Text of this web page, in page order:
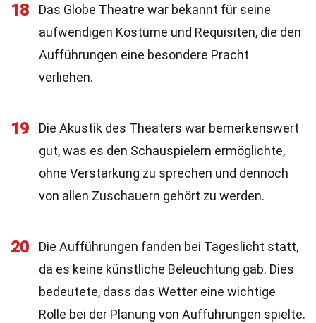
18
Das Globe Theatre war bekannt für seine
aufwendigen Kostüme und Requisiten, die den
Aufführungen eine besondere Pracht
verliehen.
19
Die Akustik des Theaters war bemerkenswert
gut, was es den Schauspielern ermöglichte,
ohne Verstärkung zu sprechen und dennoch
von allen Zuschauern gehört zu werden.
20
Die Aufführungen fanden bei Tageslicht statt,
da es keine künstliche Beleuchtung gab. Dies
bedeutete, dass das Wetter eine wichtige
Rolle bei der Planung von Aufführungen spielte.